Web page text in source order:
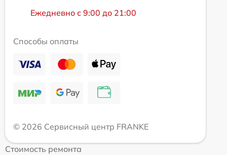
Ежедневно с 9:00 до 21:00
Способы оплаты
© 2026 Сервисный центр FRANKE
Стоимость ремонта